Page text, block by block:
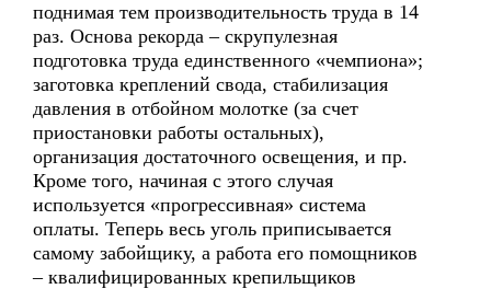
поднимая тем производительность труда в 14
раз. Основа рекорда – скрупулезная
подготовка труда единственного «чемпиона»;
заготовка креплений свода, стабилизация
давления в отбойном молотке (за счет
приостановки работы остальных),
организация достаточного освещения, и пр.
Кроме того, начиная с этого случая
используется «прогрессивная» система
оплаты. Теперь весь уголь приписывается
самому забойщику, а работа его помощников
– квалифицированных крепильщиков